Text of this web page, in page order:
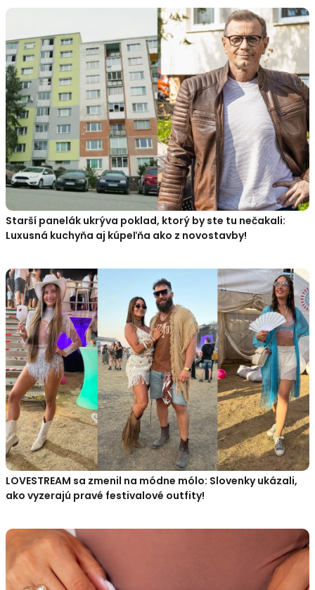
Starší panelák ukrýva poklad, ktorý by ste tu nečakali:
Luxusná kuchyňa aj kúpeľňa ako z novostavby!
LOVESTREAM sa zmenil na módne mólo: Slovenky ukázali,
ako vyzerajú pravé festivalové outfity!